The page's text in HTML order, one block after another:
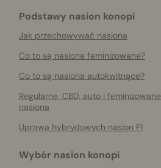
Podstawy nasion konopi
Jak przechowywać nasiona
Co to są nasiona feminizowane?
Co to są nasiona autokwitnące?
Regularne, CBD, auto i feminizowane
nasiona
Uprawa hybrydowych nasion F1
Wybór nasion konopi